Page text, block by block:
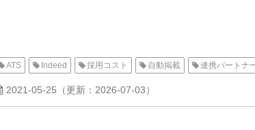
ATS Indeed 採用コスト 自動掲載 連携パートナ
2021-05-25 （更新： 2026-07-03）